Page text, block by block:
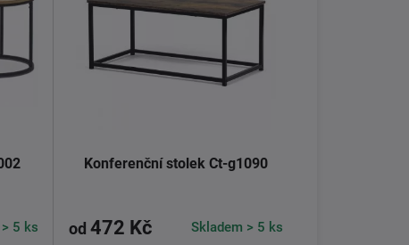
5 ks
Konferenční stolek Ct-g1090
od 472 Kč Skladem > 5 ks